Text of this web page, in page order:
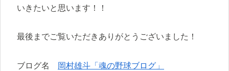
いきたいと思います！！
最後までご覧いただきありがとうございました！
ブログ名 岡村雄斗「魂の野球ブログ」